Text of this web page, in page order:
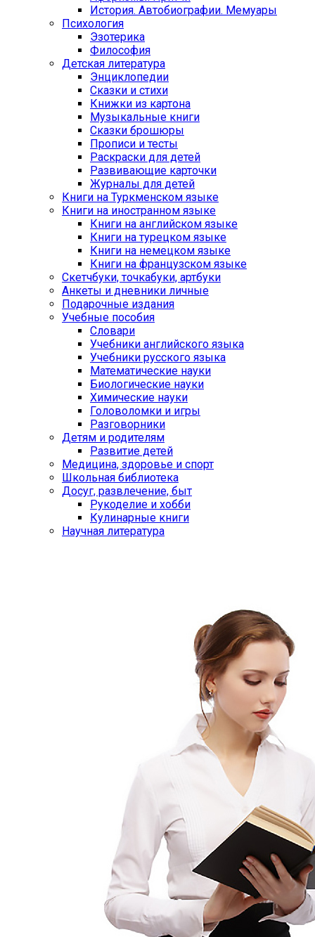
История. Автобиографии. Мемуары
Психология
Эзотерика
Философия
Детская литература
Энциклопедии
Сказки и стихи
Книжки из картона
Музыкальные книги
Сказки брошюры
Прописи и тесты
Раскраски для детей
Развивающие карточки
Журналы для детей
Книги на Туркменском языке
Книги на иностранном языке
Книги на английском языке
Книги на турецком языке
Книги на немецком языке
Книги на французском языке
Cкетчбуки, точкабуки, артбуки
Анкеты и дневники личные
Подарочные издания
Учебные пособия
Словари
Учебники английского языка
Учебники русского языка
Математические науки
Биологические науки
Химические науки
Головоломки и игры
Разговорники
Детям и родителям
Развитие детей
Медицина, здоровье и спорт
Школьная библиотека
Досуг, развлечение, быт
Рукоделие и хобби
Кулинарные книги
Научная литература